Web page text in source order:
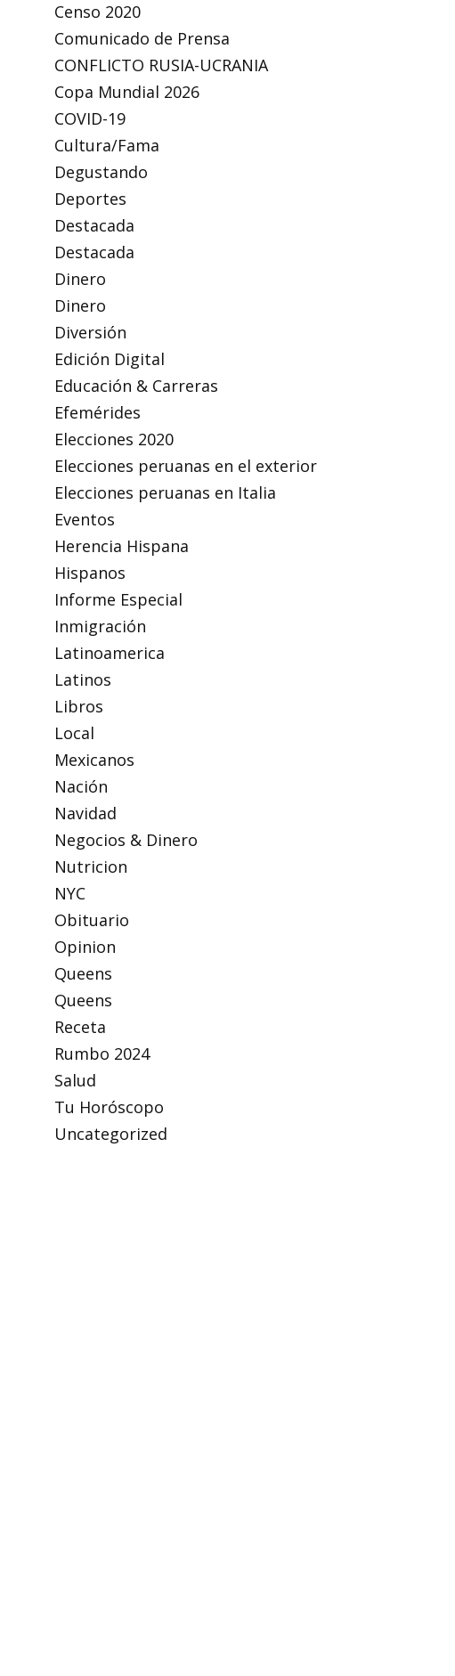
Censo 2020
Comunicado de Prensa
CONFLICTO RUSIA-UCRANIA
Copa Mundial 2026
COVID-19
Cultura/Fama
Degustando
Deportes
Destacada
Destacada
Dinero
Dinero
Diversión
Edición Digital
Educación & Carreras
Efemérides
Elecciones 2020
Elecciones peruanas en el exterior
Elecciones peruanas en Italia
Eventos
Herencia Hispana
Hispanos
Informe Especial
Inmigración
Latinoamerica
Latinos
Libros
Local
Mexicanos
Nación
Navidad
Negocios & Dinero
Nutricion
NYC
Obituario
Opinion
Queens
Queens
Receta
Rumbo 2024
Salud
Tu Horóscopo
Uncategorized